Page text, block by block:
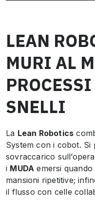
LEAN
MURI AL
SNELLI
La Lean Robotics
System con i cobot. Si
sovraccarico
i MUDA emersi
mansioni ripetitive;
il flusso con celle